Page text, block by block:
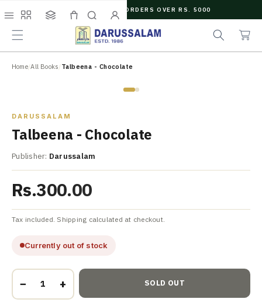
C
N
N
FREE SHIPPING ON ORDERS OVER RS. 5000
a
r
c
a
r
t
Home/All Books/Talbeena - Chocolate
DARUSSALAM
Talbeena - Chocolate
Publisher: Darussalam
Rs.300.00
Tax included. Shipping calculated at checkout.
Currently out of stock
− + SOLD OUT